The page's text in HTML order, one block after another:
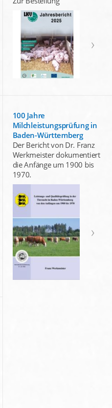
100 Jahre
Milchleistungsprüfung in
Baden-Württemberg
Der Bericht von Dr. Franz
Werkmeister dokumentiert
die Anfänge um 1900 bis
1970.